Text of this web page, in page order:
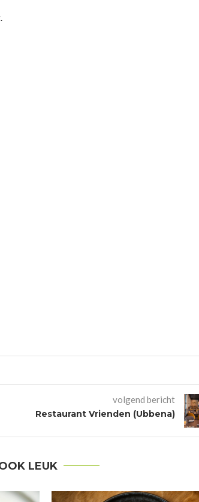
volgend bericht
Restaurant Vrienden (Ubbena)
LEUK